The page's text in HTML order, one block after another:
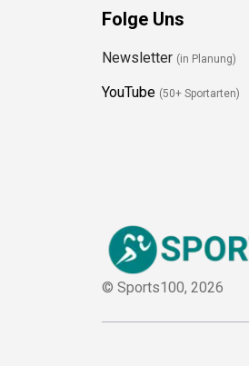
Folge Uns
Newsletter(in Planung)
YouTube (50+ Sportarten)
© Sports100, 2026